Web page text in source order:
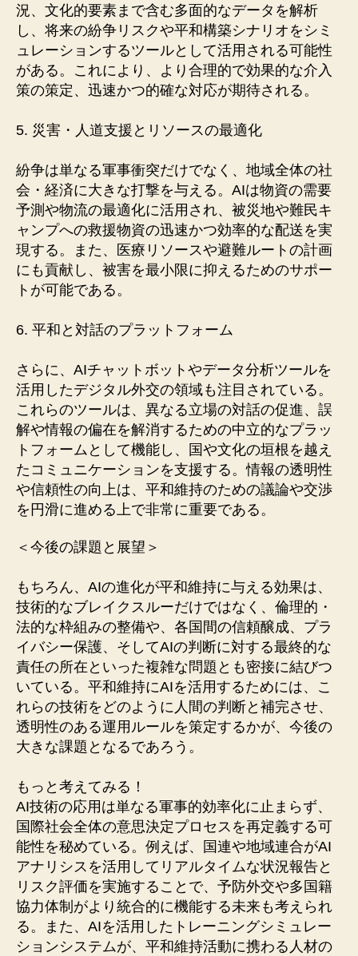
況、文化的要素まで含む多面的なデータを解析
し、将来の紛争リスクや平和構築シナリオをシミ
ュレーションするツールとして活用される可能性
がある。これにより、より合理的で効果的な介入
策の策定、迅速かつ的確な対応が期待される。
5. 災害・人道支援とリソースの最適化
紛争は単なる軍事衝突だけでなく、地域全体の社
会・経済に大きな打撃を与える。AIは物資の需要
予測や物流の最適化に活用され、被災地や難民キ
ャンプへの救援物資の迅速かつ効率的な配送を実
現する。また、医療リソースや避難ルートの計画
にも貢献し、被害を最小限に抑えるためのサポー
トが可能である。
6. 平和と対話のプラットフォーム
さらに、AIチャットボットやデータ分析ツールを
活用したデジタル外交の領域も注目されている。
これらのツールは、異なる立場の対話の促進、誤
解や情報の偏在を解消するための中立的なプラッ
トフォームとして機能し、国や文化の垣根を越え
たコミュニケーションを支援する。情報の透明性
や信頼性の向上は、平和維持のための議論や交渉
を円滑に進める上で非常に重要である。
＜今後の課題と展望＞
もちろん、AIの進化が平和維持に与える効果は、
技術的なブレイクスルーだけではなく、倫理的・
法的な枠組みの整備や、各国間の信頼醸成、プラ
イバシー保護、そしてAIの判断に対する最終的な
責任の所在といった複雑な問題とも密接に結びつ
いている。平和維持にAIを活用するためには、こ
れらの技術をどのように人間の判断と補完させ、
透明性のある運用ルールを策定するかが、今後の
大きな課題となるであろう。
もっと考えてみる！
AI技術の応用は単なる軍事的効率化に止まらず、
国際社会全体の意思決定プロセスを再定義する可
能性を秘めている。例えば、国連や地域連合がAI
アナリシスを活用してリアルタイムな状況報告と
リスク評価を実施することで、予防外交や多国籍
協力体制がより統合的に機能する未来も考えられ
る。また、AIを活用したトレーニングシミュレー
ションシステムが、平和維持活動に携わる人材の